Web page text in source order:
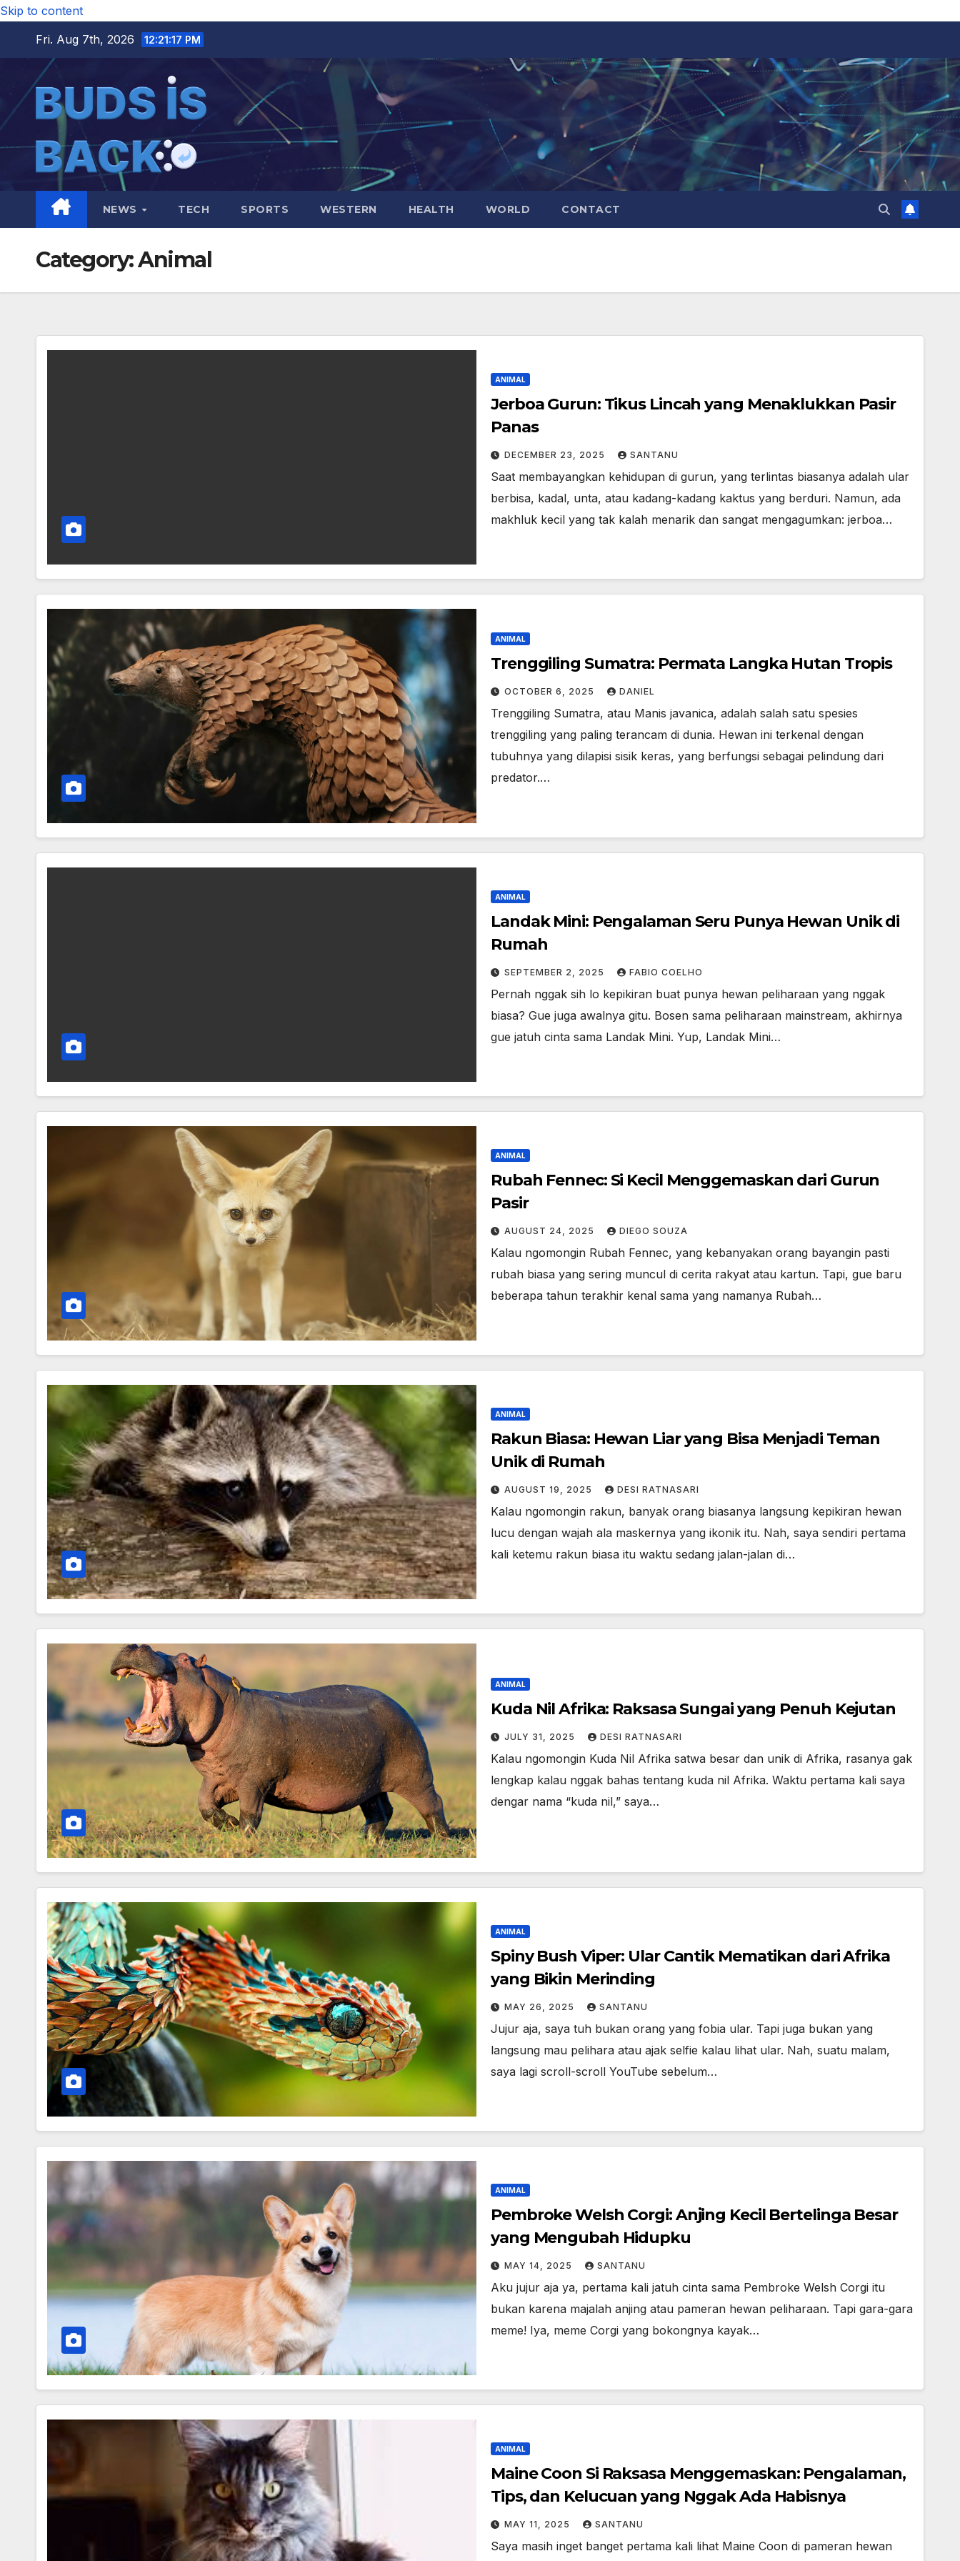
Skip to content
Fri. Aug 7th, 2026
12:21:18 PM
NEWS TECH SPORTS WESTERN HEALTH WORLD CONTACT
Category:Animal
ANIMAL
Jerboa Gurun: Tikus Lincah yang Menaklukkan Pasir
Panas
DECEMBER 23, 2025 SANTANU
Saat membayangkan kehidupan di gurun, yang terlintas biasanya adalah ular
berbisa, kadal, unta, atau kadang-kadang kaktus yang berduri. Namun, ada
makhluk kecil yang tak kalah menarik dan sangat mengagumkan: jerboa…
ANIMAL
Trenggiling Sumatra: Permata Langka Hutan Tropis
OCTOBER 6, 2025 DANIEL
Trenggiling Sumatra, atau Manis javanica, adalah salah satu spesies
trenggiling yang paling terancam di dunia. Hewan ini terkenal dengan
tubuhnya yang dilapisi sisik keras, yang berfungsi sebagai pelindung dari
predator.…
ANIMAL
Landak Mini: Pengalaman Seru Punya Hewan Unik di
Rumah
SEPTEMBER 2, 2025 FABIO COELHO
Pernah nggak sih lo kepikiran buat punya hewan peliharaan yang nggak
biasa? Gue juga awalnya gitu. Bosen sama peliharaan mainstream, akhirnya
gue jatuh cinta sama Landak Mini. Yup, Landak Mini…
ANIMAL
Rubah Fennec: Si Kecil Menggemaskan dari Gurun
Pasir
AUGUST 24, 2025 DIEGO SOUZA
Kalau ngomongin Rubah Fennec, yang kebanyakan orang bayangin pasti
rubah biasa yang sering muncul di cerita rakyat atau kartun. Tapi, gue baru
beberapa tahun terakhir kenal sama yang namanya Rubah…
ANIMAL
Rakun Biasa: Hewan Liar yang Bisa Menjadi Teman
Unik di Rumah
AUGUST 19, 2025 DESI RATNASARI
Kalau ngomongin rakun, banyak orang biasanya langsung kepikiran hewan
lucu dengan wajah ala maskernya yang ikonik itu. Nah, saya sendiri pertama
kali ketemu rakun biasa itu waktu sedang jalan-jalan di…
ANIMAL
Kuda Nil Afrika: Raksasa Sungai yang Penuh Kejutan
JULY 31, 2025 DESI RATNASARI
Kalau ngomongin Kuda Nil Afrika satwa besar dan unik di Afrika, rasanya gak
lengkap kalau nggak bahas tentang kuda nil Afrika. Waktu pertama kali saya
dengar nama “kuda nil,” saya…
ANIMAL
Spiny Bush Viper: Ular Cantik Mematikan dari Afrika
yang Bikin Merinding
MAY 26, 2025 SANTANU
Jujur aja, saya tuh bukan orang yang fobia ular. Tapi juga bukan yang
langsung mau pelihara atau ajak selfie kalau lihat ular. Nah, suatu malam,
saya lagi scroll-scroll YouTube sebelum…
ANIMAL
Pembroke Welsh Corgi: Anjing Kecil Bertelinga Besar
yang Mengubah Hidupku
MAY 14, 2025 SANTANU
Aku jujur aja ya, pertama kali jatuh cinta sama Pembroke Welsh Corgi itu
bukan karena majalah anjing atau pameran hewan peliharaan. Tapi gara-gara
meme! Iya, meme Corgi yang bokongnya kayak…
ANIMAL
Maine Coon Si Raksasa Menggemaskan: Pengalaman,
Tips, dan Kelucuan yang Nggak Ada Habisnya
MAY 11, 2025 SANTANU
Saya masih inget banget pertama kali lihat Maine Coon di pameran hewan